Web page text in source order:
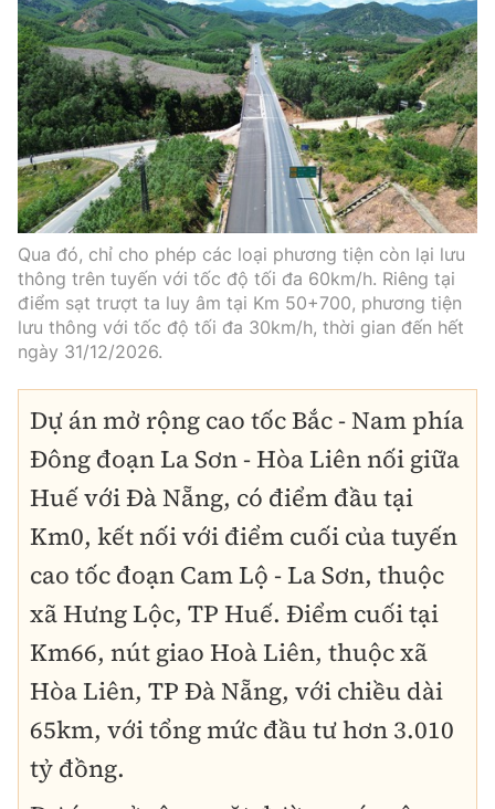
Qua đó, chỉ cho phép các loại phương tiện còn lại lưu
thông trên tuyến với tốc độ tối đa 60km/h. Riêng tại
điểm sạt trượt ta luy âm tại Km 50+700, phương tiện
lưu thông với tốc độ tối đa 30km/h, thời gian đến hết
ngày 31/12/2026.
Dự án mở rộng cao tốc Bắc - Nam phía
Đông đoạn La Sơn - Hòa Liên nối giữa
Huế với Đà Nẵng, có điểm đầu tại
Km0, kết nối với điểm cuối của tuyến
cao tốc đoạn Cam Lộ - La Sơn, thuộc
xã Hưng Lộc, TP Huế. Điểm cuối tại
Km66, nút giao Hoà Liên, thuộc xã
Hòa Liên, TP Đà Nẵng, với chiều dài
65km, với tổng mức đầu tư hơn 3.010
tỷ đồng.